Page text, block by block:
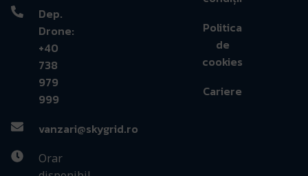
Dep.
Drone:
+40
738
979
999
vanzari@skygrid.ro
Orar
Politica
de
cookies
Cariere